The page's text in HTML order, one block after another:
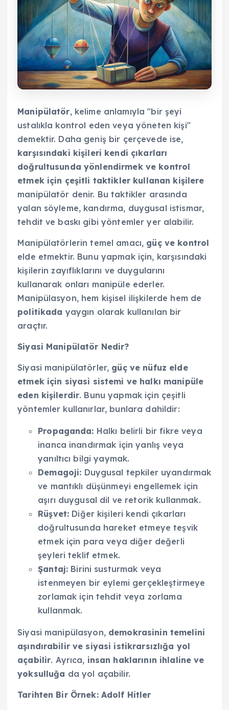
Manipülatör, kelime anlamıyla "bir şeyi
ustalıkla kontrol eden veya yöneten kişi"
demektir. Daha geniş bir çerçevede ise,
karşısındaki kişileri kendi çıkarları
doğrultusunda yönlendirmek ve kontrol
etmek için çeşitli taktikler kullanan kişilere
manipülatör denir. Bu taktikler arasında
yalan söyleme, kandırma, duygusal istismar,
tehdit ve baskı gibi yöntemler yer alabilir.
Manipülatörlerin temel amacı, güç ve kontrol
elde etmektir. Bunu yapmak için, karşısındaki
kişilerin zayıflıklarını ve duygularını
kullanarak onları manipüle ederler.
Manipülasyon, hem kişisel ilişkilerde hem de
politikada yaygın olarak kullanılan bir
araçtır.
Siyasi Manipülatör Nedir?
Siyasi manipülatörler, güç ve nüfuz elde
etmek için siyasi sistemi ve halkı manipüle
eden kişilerdir. Bunu yapmak için çeşitli
yöntemler kullanırlar, bunlara dahildir:
Propaganda: Halkı belirli bir fikre veya
inanca inandırmak için yanlış veya
yanıltıcı bilgi yaymak.
Demagoji: Duygusal tepkiler uyandırmak
ve mantıklı düşünmeyi engellemek için
aşırı duygusal dil ve retorik kullanmak.
Rüşvet: Diğer kişileri kendi çıkarları
doğrultusunda hareket etmeye teşvik
etmek için para veya diğer değerli
şeyleri teklif etmek.
Şantaj: Birini susturmak veya
istenmeyen bir eylemi gerçekleştirmeye
zorlamak için tehdit veya zorlama
kullanmak.
Siyasi manipülasyon, demokrasinin temelini
aşındırabilir ve siyasi istikrarsızlığa yol
açabilir. Ayrıca, insan haklarının ihlaline ve
yoksulluğa da yol açabilir.
Tarihten Bir Örnek: Adolf Hitler